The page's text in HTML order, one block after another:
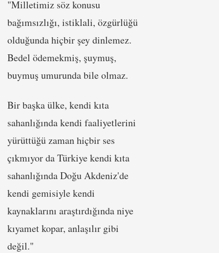
"Milletimiz söz konusu
bağımsızlığı, istiklali, özgürlüğü
olduğunda hiçbir şey dinlemez.
Bedel ödemekmiş, şuymuş,
buymuş umurunda bile olmaz.
Bir başka ülke, kendi kıta
sahanlığında kendi faaliyetlerini
yürüttüğü zaman hiçbir ses
çıkmıyor da Türkiye kendi kıta
sahanlığında Doğu Akdeniz'de
kendi gemisiyle kendi
kaynaklarını araştırdığında niye
kıyamet kopar, anlaşılır gibi
değil."